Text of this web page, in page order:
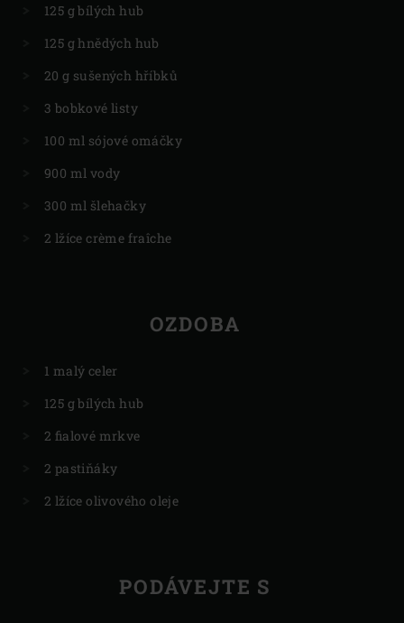
125 g bílých hub
125 g hnědých hub
20 g sušených hříbků
3 bobkové listy
100 ml sójové omáčky
900 ml vody
300 ml šlehačky
2 lžíce crème fraîche
OZDOBA
1 malý celer
125 g bílých hub
2 fialové mrkve
2 pastiňáky
2 lžíce olivového oleje
PODÁVEJTE S